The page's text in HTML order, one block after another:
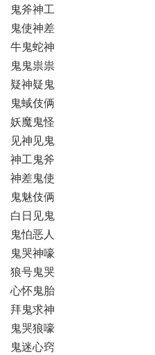
鬼斧神工
鬼使神差
牛鬼蛇神
鬼鬼祟祟
疑神疑鬼
鬼蜮伎俩
妖魔鬼怪
见神见鬼
神工鬼斧
神差鬼使
鬼魅伎俩
白日见鬼
鬼怕恶人
鬼哭神嚎
狼号鬼哭
心怀鬼胎
拜鬼求神
鬼哭狼嚎
鬼迷心窍